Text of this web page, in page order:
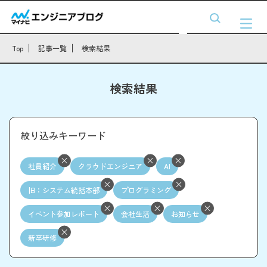
Top 記事一覧 検索結果
検索結果
絞り込みキーワード
社員紹介 クラウドエンジニア AI
旧：システム統括本部 プログラミング
イベント参加レポート 会社生活 お知らせ
新卒研修